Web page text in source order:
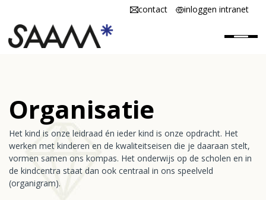
contact inloggen intranet
SAAM* is
SAAM* werken
SAAM* scholen
Vacatures
Organisatie
Het kind is onze leidraad én ieder kind is onze opdracht. Het
werken met kinderen en de kwaliteitseisen die je daaraan stelt,
vormen samen ons kompas. Het onderwijs op de scholen en in
de kindcentra staat dan ook centraal in ons speelveld
(organigram).